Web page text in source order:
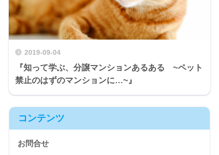
2019-09-04
『知って学ぶ、分譲マンションあるある ~ペット
禁止のはずのマンションに…~』
コンテンツ
お問合せ